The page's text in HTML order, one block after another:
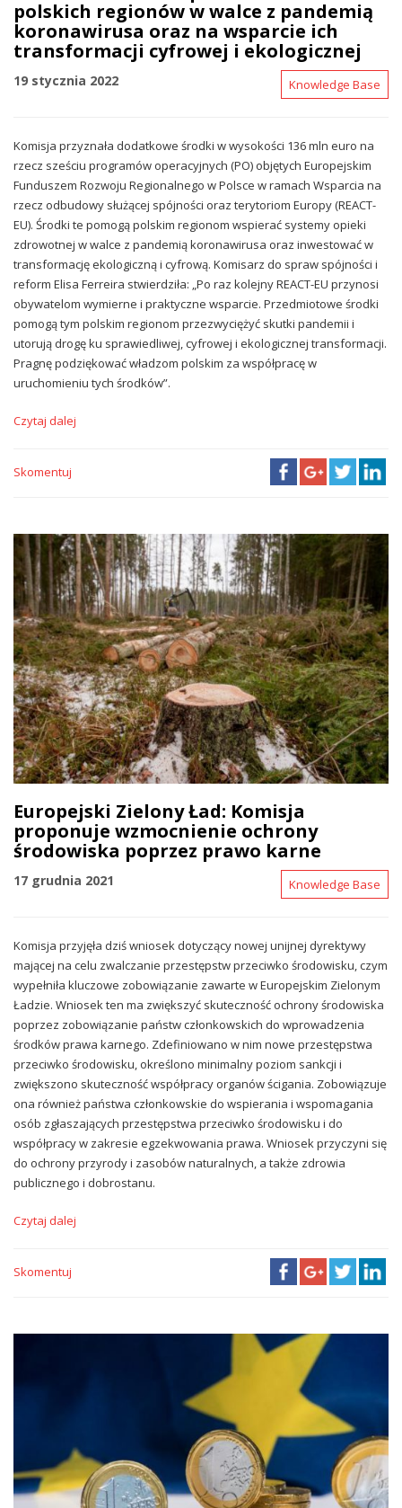
polskich regionów w walce z pandemią
koronawirusa oraz na wsparcie ich
transformacji cyfrowej i ekologicznej
19 stycznia 2022 Knowledge Base
Komisja przyznała dodatkowe środki w wysokości 136 mln euro na
rzecz sześciu programów operacyjnych (PO) objętych Europejskim
Funduszem Rozwoju Regionalnego w Polsce w ramach Wsparcia na
rzecz odbudowy służącej spójności oraz terytoriom Europy (REACT-
EU). Środki te pomogą polskim regionom wspierać systemy opieki
zdrowotnej w walce z pandemią koronawirusa oraz inwestować w
transformację ekologiczną i cyfrową. Komisarz do spraw spójności i
reform Elisa Ferreira stwierdziła: „Po raz kolejny REACT-EU przynosi
obywatelom wymierne i praktyczne wsparcie. Przedmiotowe środki
pomogą tym polskim regionom przezwyciężyć skutki pandemii i
utorują drogę ku sprawiedliwej, cyfrowej i ekologicznej transformacji.
Pragnę podziękować władzom polskim za współpracę w
uruchomieniu tych środków”.
Czytaj dalej
Skomentuj
Europejski Zielony Ład: Komisja
proponuje wzmocnienie ochrony
środowiska poprzez prawo karne
17 grudnia 2021 Knowledge Base
Komisja przyjęła dziś wniosek dotyczący nowej unijnej dyrektywy
mającej na celu zwalczanie przestępstw przeciwko środowisku, czym
wypełniła kluczowe zobowiązanie zawarte w Europejskim Zielonym
Ładzie. Wniosek ten ma zwiększyć skuteczność ochrony środowiska
poprzez zobowiązanie państw członkowskich do wprowadzenia
środków prawa karnego. Zdefiniowano w nim nowe przestępstwa
przeciwko środowisku, określono minimalny poziom sankcji i
zwiększono skuteczność współpracy organów ścigania. Zobowiązuje
ona również państwa członkowskie do wspierania i wspomagania
osób zgłaszających przestępstwa przeciwko środowisku i do
współpracy w zakresie egzekwowania prawa. Wniosek przyczyni się
do ochrony przyrody i zasobów naturalnych, a także zdrowia
publicznego i dobrostanu.
Czytaj dalej
Skomentuj